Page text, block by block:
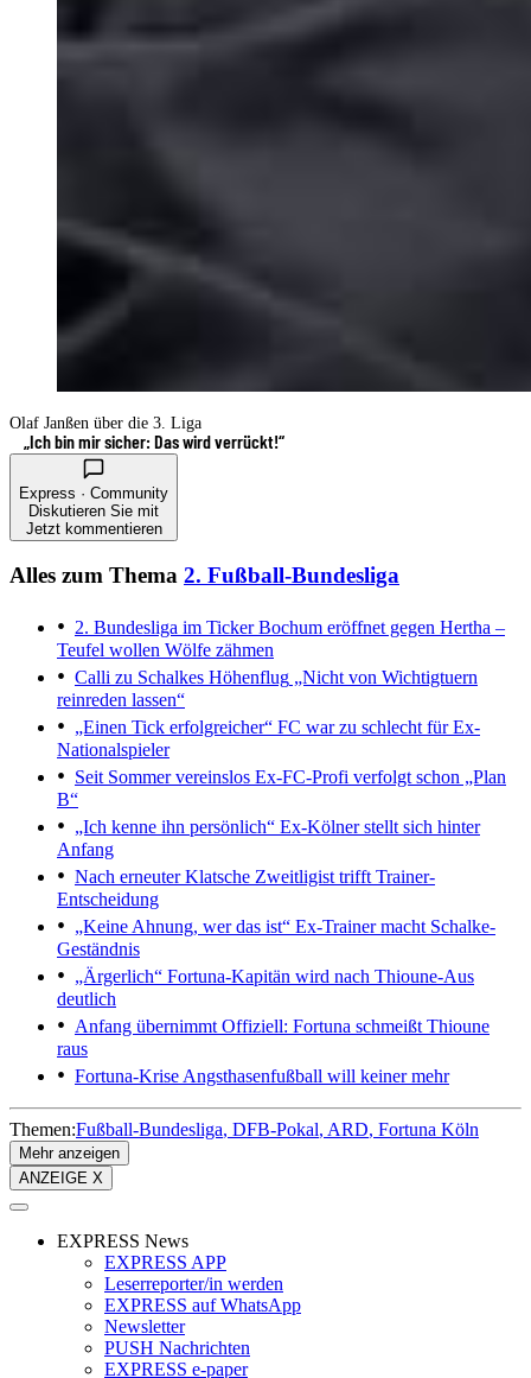
Olaf Janßen über die 3. Liga
„Ich bin mir sicher: Das wird verrückt!“
Express · Community
Diskutieren Sie mit
Jetzt kommentieren
Alles zum Thema 2. Fußball-Bundesliga
2. Bundesliga im TickerBochum eröffnet gegen Hertha –
Teufel wollen Wölfe zähmen
Calli zu Schalkes Höhenflug „Nicht von Wichtigtuern
reinreden lassen“
„Einen Tick erfolgreicher“ FC war zu schlecht für Ex-
Nationalspieler
Seit Sommer vereinslos Ex-FC-Profi verfolgt schon „Plan
B“
„Ich kenne ihn persönlich“ Ex-Kölner stellt sich hinter
Anfang
Nach erneuter Klatsche Zweitligist trifft Trainer-
Entscheidung
„Keine Ahnung, wer das ist“ Ex-Trainer macht Schalke-
Geständnis
„Ärgerlich“ Fortuna-Kapitän wird nach Thioune-Aus
deutlich
Anfang übernimmt Offiziell: Fortuna schmeißt Thioune
raus
Fortuna-Krise Angsthasenfußball will keiner mehr
Themen:Fußball-Bundesliga DFB-Pokal ARD Fortuna Köln
Mehr anzeigen
ANZEIGE X
EXPRESS News
EXPRESS APP
Leserreporter/in werden
EXPRESS auf WhatsApp
Newsletter
PUSH Nachrichten
EXPRESS e-paper